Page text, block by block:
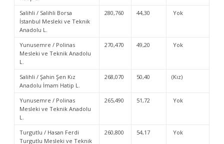
Salihli / Salihli Borsa
İstanbul Mesleki ve Teknik
Anadolu L.
280,760 44,30 Yok
Yunusemre / Polinas
Mesleki ve Teknik Anadolu
L.
270,470 49,20 Yok
Salihli / Şahin Şen Kız
Anadolu İmam Hatip L.
268,070 50,40 (Kız)
Yunusemre / Polinas
Mesleki ve Teknik Anadolu
L.
265,490 51,72 Yok
Turgutlu / Hasan Ferdi
Turgutlu Mesleki ve Teknik
260,800 54,17 Yok